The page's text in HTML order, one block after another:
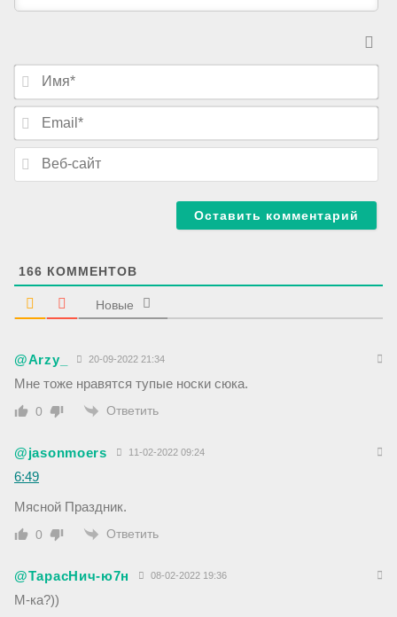
И
я
E
a
166 КОММЕНТОВ
Новые
@Arzy_ 20-09-2022 21:34
Мне тоже нравятся тупые носки сюка.
0 Ответить
@jasonmoers 11-02-2022 09:24
6:49
Мясной Праздник.
0 Ответить
@ТарасНич-ю7н 08-02-2022 19:36
М-ка?))